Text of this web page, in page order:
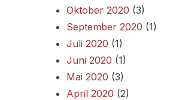
Oktober 2020 (3)
September 2020 (1)
Juli 2020 (1)
Juni 2020 (1)
Mai 2020 (3)
April 2020 (2)